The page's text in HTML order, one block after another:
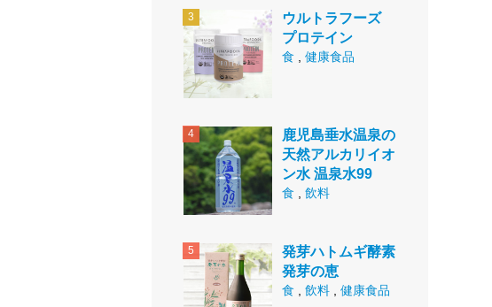
ウルトラフーズ
プロテイン
食 健康食品
鹿児島垂水温泉の
天然アルカリイオ
ン水 温泉水99
食 飲料
発芽ハトムギ酵素
発芽の恵
食 飲料 健康食品